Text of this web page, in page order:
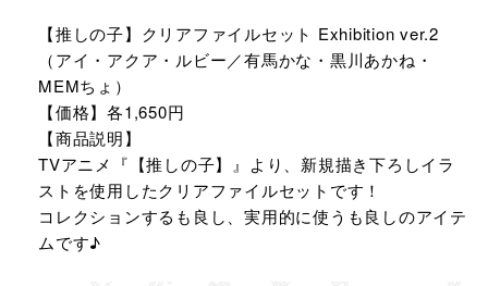
【推しの子】クリアファイルセット Exhibition ver.2
（アイ・アクア・ルビー／有馬かな・黒川あかね・
MEMちょ）
【価格】各1,650円
【商品説明】
TVアニメ『【推しの子】』より、新規描き下ろしイラ
ストを使用したクリアファイルセットです！
コレクションするも良し、実用的に使うも良しのアイテ
ムです♪